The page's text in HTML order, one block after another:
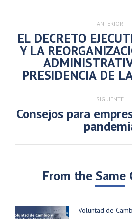
Navegación
publicaciones
ANTERIOR
EL DECRETO
Y LA
PRESIDENCIA DE
SIGUIENTE
Consejos para
From the Same
Voluntad de